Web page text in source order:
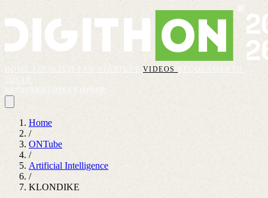
VIDEOS
REGOLAMENTO
Home
/
ONTube
/
Artificial Intelligence
/
KLONDIKE